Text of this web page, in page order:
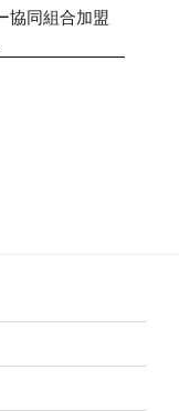
協同組合加盟